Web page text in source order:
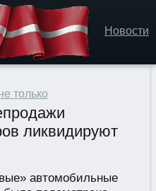
Новости
только
ликвидируют
автомобильные